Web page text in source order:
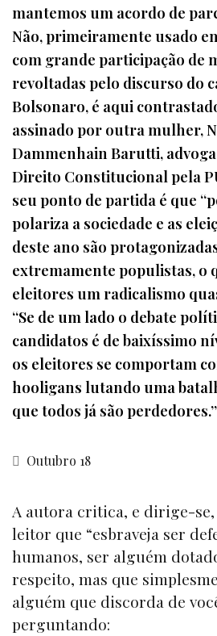
mantemos um acordo de
Não, primeiramente usado
com grande participação de
revoltadas pelo discurso do
Bolsonaro, é aqui
assinado por outra mulher,
Dammenhain Barutti,
Direito Constitucional pela
seu ponto de partida é que
polariza a sociedade e as
deste ano são
extremamente populistas, o
eleitores um radicalismo
“Se de um lado o debate
candidatos é de baixíssimo
os eleitores se comportam
hooligans lutando uma
que todos já são perdedores.”
Outubro 18
A autora critica, e dirige-se,
leitor que “esbraveja ser
humanos, ser alguém
respeito, mas que
alguém que discorda de
perguntando: